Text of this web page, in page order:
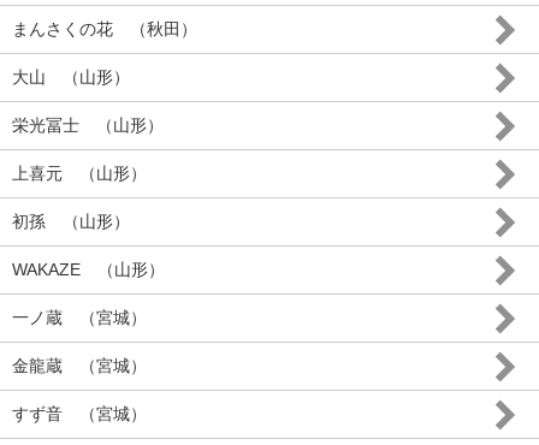
まんさくの花 （秋田）
大山 （山形）
栄光冨士 （山形）
上喜元 （山形）
初孫 （山形）
WAKAZE （山形）
一ノ蔵 （宮城）
金龍蔵 （宮城）
すず音 （宮城）